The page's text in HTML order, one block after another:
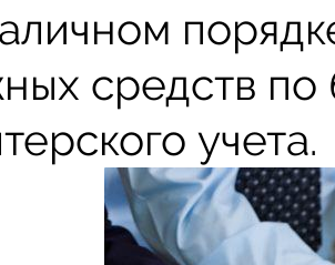
средств по
учета.